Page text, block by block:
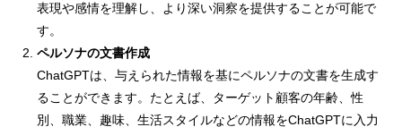
表現や感情を理解し、より深い洞察を提供することが可能で
す。
ペルソナの文書作成
ChatGPTは、与えられた情報を基にペルソナの文書を生成す
ることができます。たとえば、ターゲット顧客の年齢、性
別、職業、趣味、生活スタイルなどの情報をChatGPTに入力